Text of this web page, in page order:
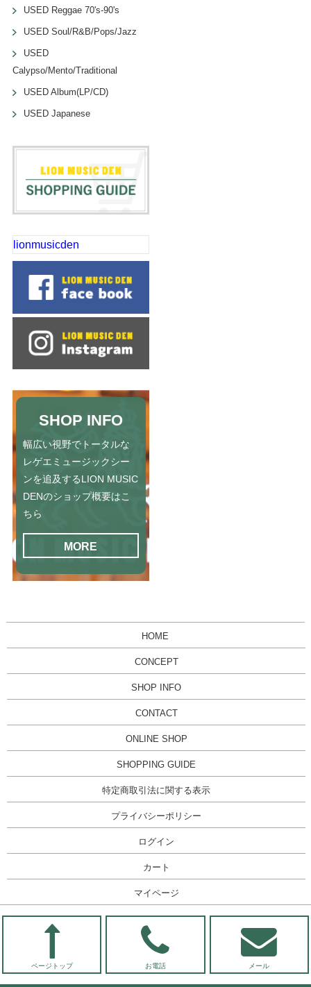
USED Reggae 70's-90's
USED Soul/R&B/Pops/Jazz
USED
Calypso/Mento/Traditional
USED Album(LP/CD)
USED Japanese
lionmusicden
SHOP INFO
幅広い視野でトータルな
レゲエミュージックシー
ンを追及するLION MUSIC
DENのショップ概要はこ
ちら
MORE
HOME
CONCEPT
SHOP INFO
CONTACT
ONLINE SHOP
SHOPPING GUIDE
特定商取引法に関する表示
プライバシーポリシー
ログイン
カート
マイページ
ページトップ お電話 メール